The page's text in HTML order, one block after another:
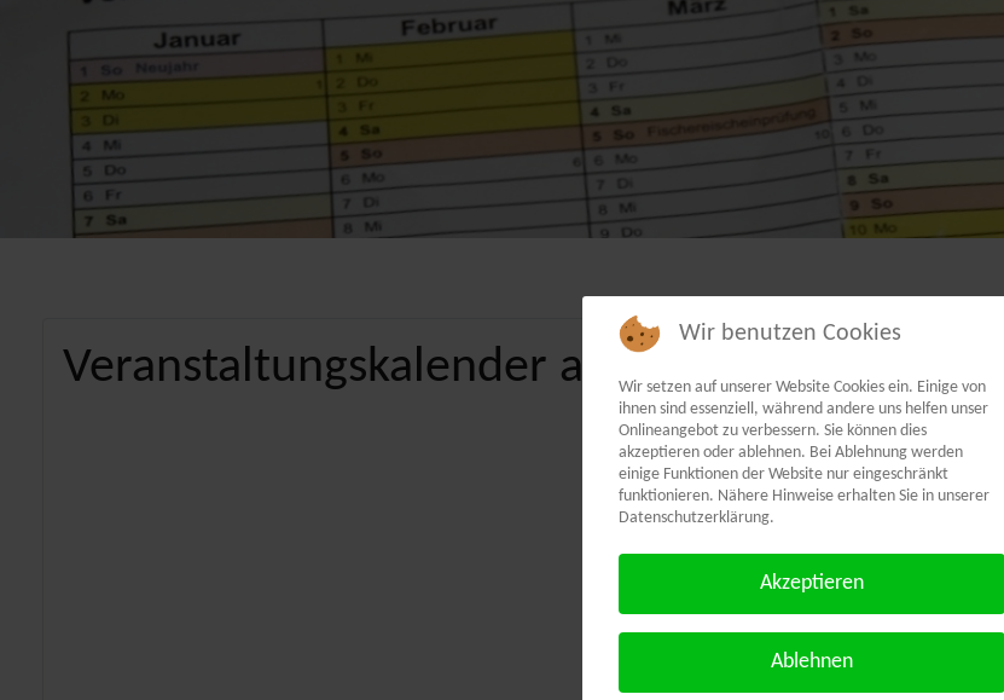
Veranstaltungskalender als PDF:
Wir benutzen Cookies
Wir setzen auf unserer Website Cookies ein. Einige von
ihnen sind essenziell, während andere uns helfen unser
Onlineangebot zu verbessern. Sie können dies
akzeptieren oder ablehnen. Bei Ablehnung werden
einige Funktionen der Website nur eingeschränkt
funktionieren. Nähere Hinweise erhalten Sie in unserer
Datenschutzerklärung.
Akzeptieren
Ablehnen